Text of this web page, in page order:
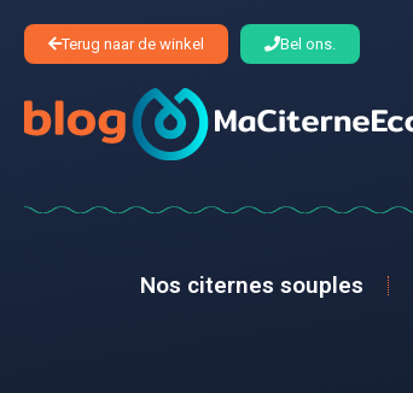
Terug naar de winkel Bel ons.
Nos citernes souples